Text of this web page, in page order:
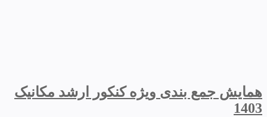
همایش جمع بندی ویژه کنکور ارشد مکانیک
1403